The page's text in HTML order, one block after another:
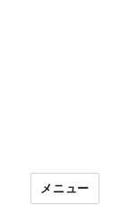
メニュー